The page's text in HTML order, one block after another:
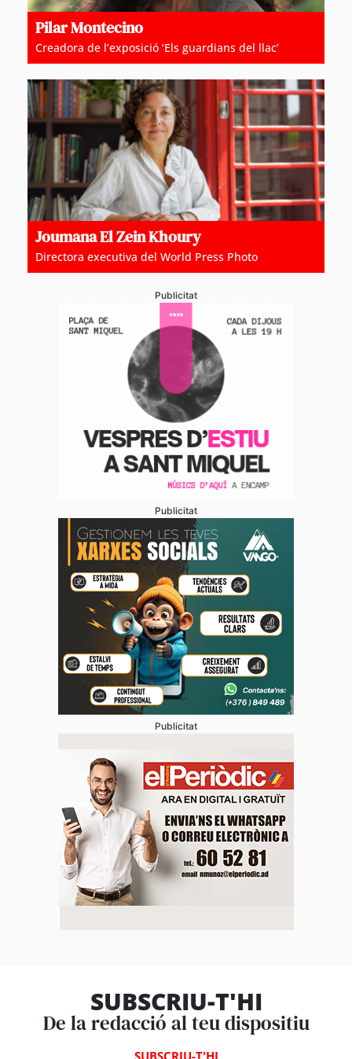
Pilar Montecino
Creadora de l’exposició ‘Els guardians del llac’
Joumana El Zein Khoury
Directora executiva del World Press Photo
Publicitat
Publicitat
Publicitat
SUBSCRIU-T'HI
De la redacció al teu dispositiu